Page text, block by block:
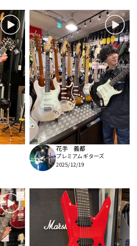
花手 義都
プレミアムギターズ
2025/12/19